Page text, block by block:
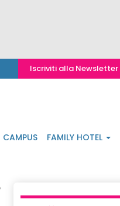
Iscriviti alla Newsletter
CAMPUS FAMILY HOTEL